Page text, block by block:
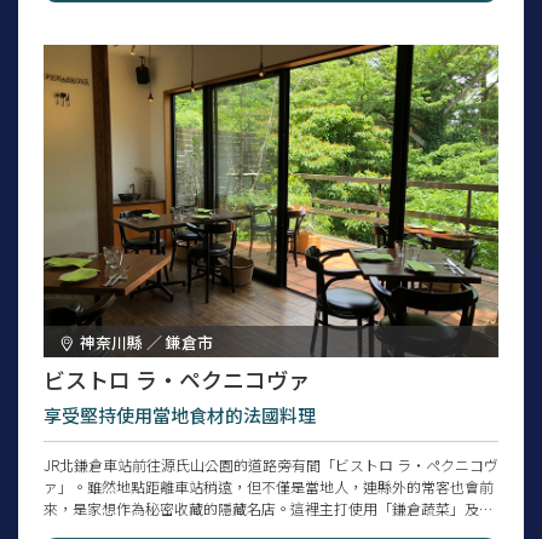
神奈川縣 ／ 鎌倉市
ビストロ ラ・ペクニコヴァ
享受堅持使用當地食材的法國料理
JR北鎌倉車站前往源氏山公園的道路旁有間「ビストロ ラ・ペクニコヴ
ァ」。雖然地點距離車站稍遠，但不僅是當地人，連縣外的常客也會前
來，是家想作為秘密收藏的隱藏名店。這裡主打使用「鎌倉蔬菜」及當